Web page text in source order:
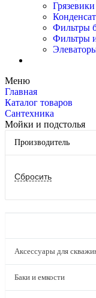
Грязевики
Фильтры
Фильтры
Меню
Главная
Каталог товаров
Сантехника
Мойки и подстолья
Производитель
Аксессуары для
Баки и емкости